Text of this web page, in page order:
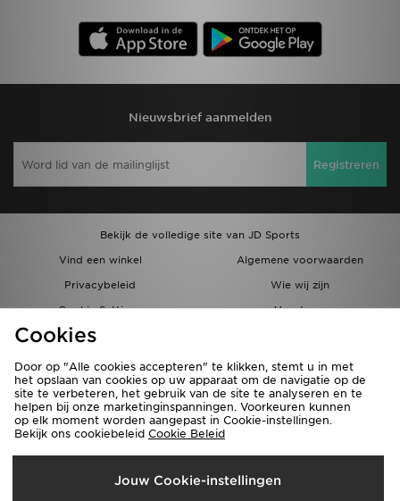
Nieuwsbrief aanmelden
Registreren
Bekijk de volledige site van JD Sports
Vind een winkel
Algemene voorwaarden
Privacybeleid
Wie wij zijn
Cookie Settings
Vacatures
Bestellingen en Levering
Verzenden Naar
België
Cookies
Door op "Alle cookies accepteren" te klikken, stemt u in met
het opslaan van cookies op uw apparaat om de navigatie op de
site te verbeteren, het gebruik van de site te analyseren en te
helpen bij onze marketinginspanningen. Voorkeuren kunnen
op elk moment worden aangepast in Cookie-instellingen.
Bekijk ons cookiebeleid Cookie Beleid
Jouw Cookie-instellingen